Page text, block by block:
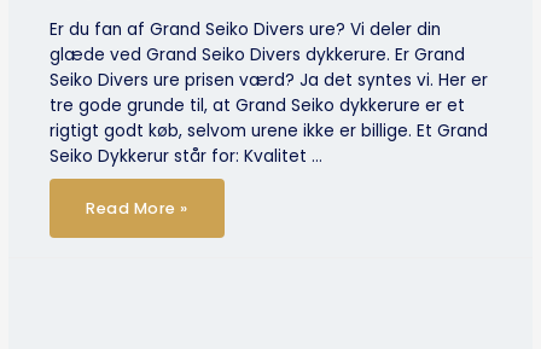
Er du fan af Grand Seiko Divers ure? Vi deler din
glæde ved Grand Seiko Divers dykkerure. Er Grand
Seiko Divers ure prisen værd? Ja det syntes vi. Her er
tre gode grunde til, at Grand Seiko dykkerure er et
rigtigt godt køb, selvom urene ikke er billige. Et Grand
Seiko Dykkerur står for: Kvalitet …
Grand
Seiko
ure
Read More »